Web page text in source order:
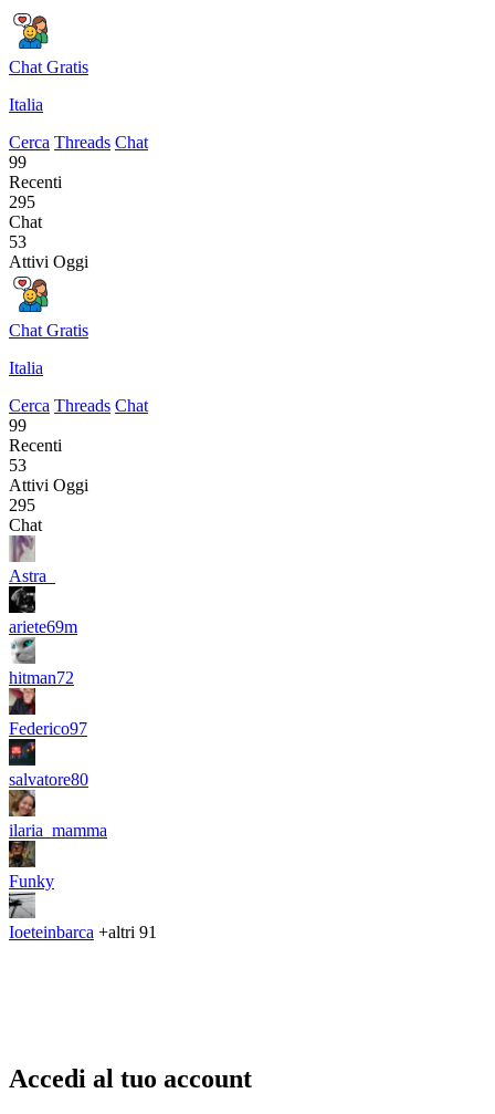
Chat Gratis
Italia
Cerca Threads Chat
99
Recenti
295
Chat
53
Attivi Oggi
Chat Gratis
Italia
Cerca Threads Chat
99
Recenti
53
Attivi Oggi
295
Chat
Astra_
ariete69m
hitman72
Federico97
salvatore80
ilaria_mamma
Funky
Ioeteinbarca +altri 91
Accedi al tuo account